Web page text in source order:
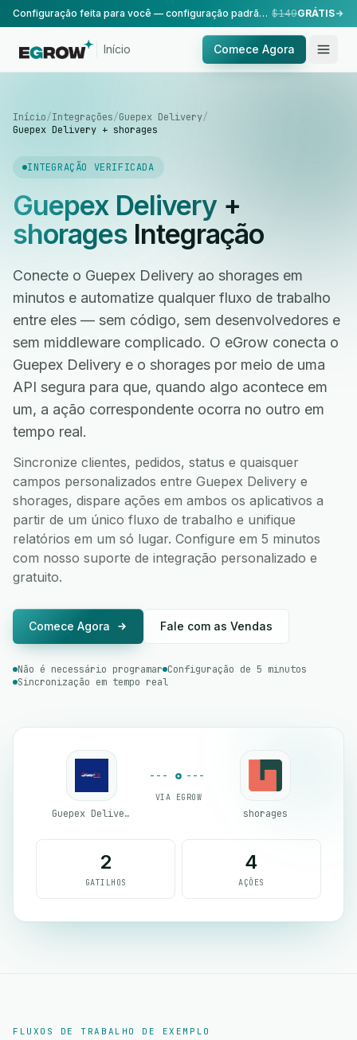
Configuração feita para você — configuração padrão, realizada pela nossa equipe. $149GRÁTIS
Início Comece Agora
Início/Integrações/Guepex Delivery/
Guepex Delivery + shorages
INTEGRAÇÃO VERIFICADA
Guepex Delivery+
shoragesIntegração
Conecte o Guepex Delivery ao shorages em
minutos e automatize qualquer fluxo de trabalho
entre eles — sem código, sem desenvolvedores e
sem middleware complicado. O eGrow conecta o
Guepex Delivery e o shorages por meio de uma
API segura para que, quando algo acontece em
um, a ação correspondente ocorra no outro em
tempo real.
Sincronize clientes, pedidos, status e quaisquer
campos personalizados entre Guepex Delivery e
shorages, dispare ações em ambos os aplicativos a
partir de um único fluxo de trabalho e unifique
relatórios em um só lugar. Configure em 5 minutos
com nosso suporte de integração personalizado e
gratuito.
Comece Agora Fale com as Vendas
Não é necessário programar Configuração de 5 minutos
Sincronização em tempo real
Guepex Delivery
VIA EGROW
shorages
2
GATILHOS
4
AÇÕES
FLUXOS DE TRABALHO DE EXEMPLO